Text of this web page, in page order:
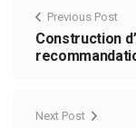
Previous Post
Construction
Next Post